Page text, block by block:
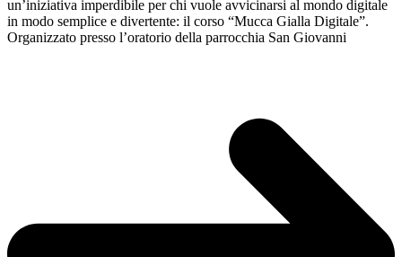
un’iniziativa imperdibile per chi vuole avvicinarsi al mondo digitale
in modo semplice e divertente: il corso “Mucca Gialla Digitale”.
Organizzato presso l’oratorio della parrocchia San Giovanni